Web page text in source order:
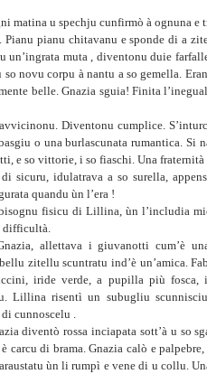
matina u spechju cunfirmò à ognuna e
Pianu pianu chitavanu e sponde di a
un’ingrata muta , diventonu duie
novu corpu à nantu a so gemella.
belle. Gnazia sguia! Finita
Diventonu cumplice.
o una burlascunata rumantica. Si
e so vittorie, i so fiaschi. Una fraternità
sicuru, idulatrava a so surella,
quandu ùn l’era !
fisicu di Lillina, ùn l’includia
difficultà.
allettava i giuvanotti cum’è
zitellu scuntratu ind’è un’amica.
iride verde, a pupilla più fosca,
Lillina risentì un subugliu
cunnoscelu .
diventò rossa inciapata sott’à u so
carcu di brama. Gnazia calò e
ùn li rumpì e vene di u collu.